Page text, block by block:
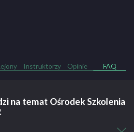
Instruktorzy Opinie FAQ
na temat Ośrodek Szkolenia